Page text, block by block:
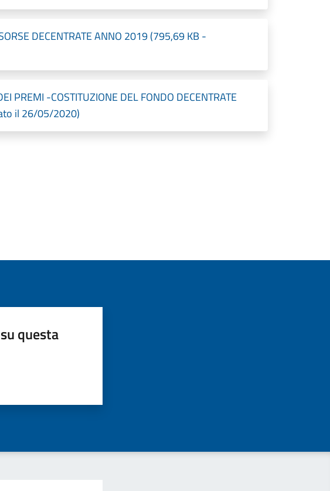
DECENTRATE ANNO 2019 (795,69 KB -
PREMI -COSTITUZIONE DEL FONDO DECENTRATE
il 26/05/2020)
questa